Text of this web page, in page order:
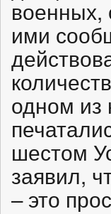
военных,
ими
одном из
шестом
заявил,
– это